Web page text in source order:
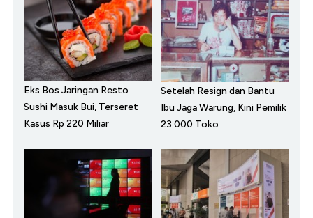
Eks Bos Jaringan Resto
Sushi Masuk Bui, Terseret
Kasus Rp 220 Miliar
Setelah Resign dan Bantu
Ibu Jaga Warung, Kini Pemilik
23.000 Toko